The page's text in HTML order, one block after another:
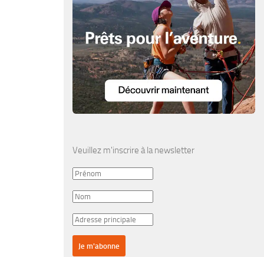
Veuillez m'inscrire à la newsletter